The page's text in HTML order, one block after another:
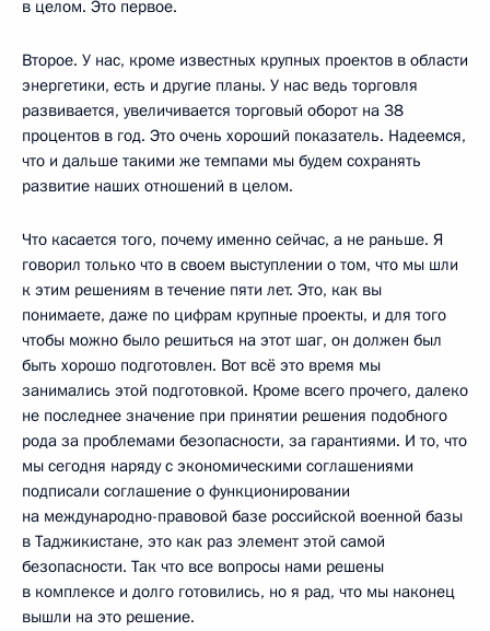
в целом. Это первое.
Второе. У нас, кроме известных крупных проектов в области
энергетики, есть и другие планы. У нас ведь торговля
развивается, увеличивается торговый оборот на 38
процентов в год. Это очень хороший показатель. Надеемся,
что и дальше такими же темпами мы будем сохранять
развитие наших отношений в целом.
Что касается того, почему именно сейчас, а не раньше. Я
говорил только что в своем выступлении о том, что мы шли
к этим решениям в течение пяти лет. Это, как вы
понимаете, даже по цифрам крупные проекты, и для того
чтобы можно было решиться на этот шаг, он должен был
быть хорошо подготовлен. Вот всё это время мы
занимались этой подготовкой. Кроме всего прочего, далеко
не последнее значение при принятии решения подобного
рода за проблемами безопасности, за гарантиями. И то, что
мы сегодня наряду с экономическими соглашениями
подписали соглашение о функционировании
на международно-правовой базе российской военной базы
в Таджикистане, это как раз элемент этой самой
безопасности. Так что все вопросы нами решены
в комплексе и долго готовились, но я рад, что мы наконец
вышли на это решение.